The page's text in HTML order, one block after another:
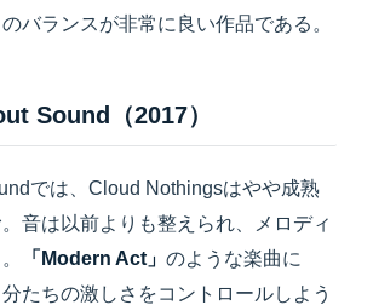
バランスが非常に良い作品である。
Sound（2017）
では、Cloud Nothingsはやや成熟
音は以前よりも整えられ、メロディ
「Modern Act」 のような楽曲に
たちの激しさをコントロールしよう